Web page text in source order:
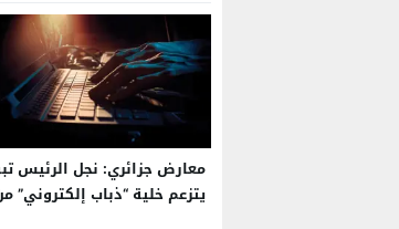
معارض جزائري: نجل الرئيس
يتزعم خلية “ذباب إلكتروني”